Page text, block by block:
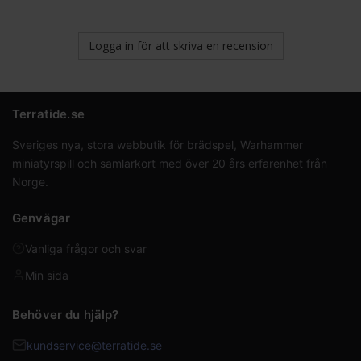
Logga in för att skriva en recension
Terratide.se
Sveriges nya, stora webbutik för brädspel, Warhammer
miniatyrspill och samlarkort med över 20 års erfarenhet från
Norge.
Genvägar
Vanliga frågor och svar
Min sida
Behöver du hjälp?
kundservice@terratide.se